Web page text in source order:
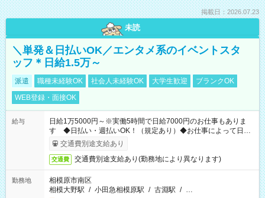
掲載日：2026.07.23
未読
＼単発＆日払いOK／エンタメ系のイベントスタ
ッフ＊日給1.5万～
派遣 職種未経験OK 社会人未経験OK 大学生歓迎
ブランクOK
WEB登録・面接OK
給与
日給1万5000円～※実働5時間で日給7000円のお仕事もありま
す ◆日払い・週払いOK！（規定あり）◆お仕事によって日給
も異なります
交通費別途支給あり
交通費 交通費別途支給あり(勤務地により異なります)
勤務地
相模原市南区
相模大野駅 / 小田急相模原駅 / 古淵駅 / …